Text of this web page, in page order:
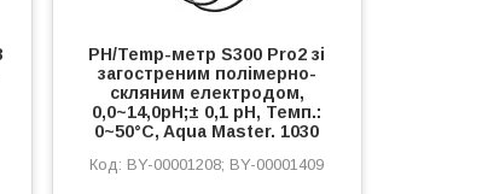
PH/Temp-метр S300 Pro2 зі
загостреним полімерно-
скляним електродом,
0,0~14,0рН;± 0,1 рН, Темп.:
0~50°C, Aqua Master. 1030
BY-00001208; BY-00001409